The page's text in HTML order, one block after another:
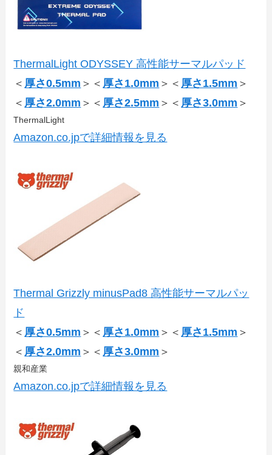
ThermalLight ODYSSEY 高性能サーマルパッド
＜ 厚さ0.5mm ＞＜ 厚さ1.0mm ＞＜ 厚さ1.5mm ＞
＜ 厚さ2.0mm ＞＜ 厚さ2.5mm ＞＜ 厚さ3.0mm ＞
ThermalLight
Amazon.co.jpで詳細情報を見る
Thermal Grizzly minusPad8 高性能サーマルパッ
ド
＜ 厚さ0.5mm ＞＜ 厚さ1.0mm ＞＜ 厚さ1.5mm ＞
＜ 厚さ2.0mm ＞＜ 厚さ3.0mm ＞
親和産業
Amazon.co.jpで詳細情報を見る